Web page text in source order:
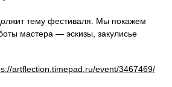
тему фестиваля. Мы покажем
мастера — эскизы, закулисье
artflection.timepad.ru/event/3467469/